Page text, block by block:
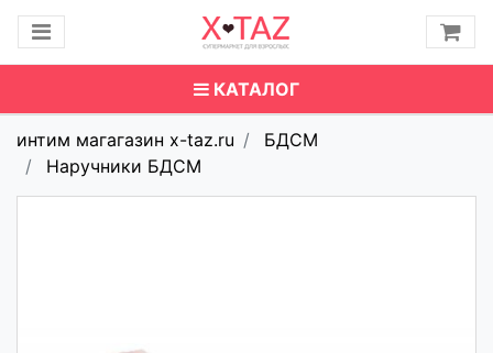
КАТАЛОГ
интим магагазин x-taz.ru
БДСМ
Наручники БДСМ